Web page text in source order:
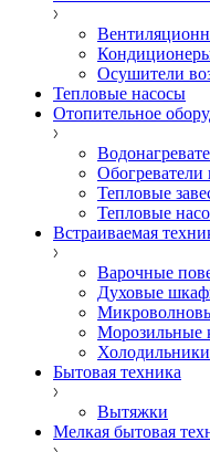
Осушители
Тепловые насосы
Отопительное
Обогреватели
Тепловые
Тепловые
Встраиваемая
Варочные
Духовые
Морозильные
Холодильники
Бытовая техника
Вытяжки
Мелкая бытовая